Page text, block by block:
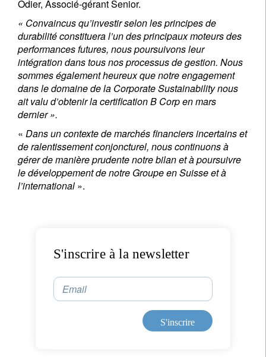
Odier, Associé-gérant Senior.
« Convaincus qu’investir selon les principes de
durabilité constituera l’un des principaux moteurs des
performances futures, nous poursuivons leur
intégration dans tous nos processus de gestion. Nous
sommes également heureux que notre engagement
dans le domaine de la Corporate Sustainability nous
ait valu d’obtenir la certification B Corp en mars
dernier ».
« Dans un contexte de marchés financiers incertains et
de ralentissement conjoncturel, nous continuons à
gérer de manière prudente notre bilan et à poursuivre
le développement de notre Groupe en Suisse et à
l’international ».
S'inscrire à la newsletter
Email
S'inscrire
S'inscrire à la newsletter
Email
Titre Prénom
Pays de résidence
Je ne suis pas citoyen US *
Vos informations seront utilisées conformément à